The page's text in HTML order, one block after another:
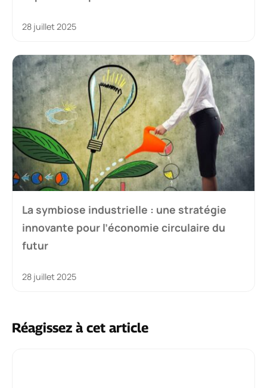
28 juillet 2025
La symbiose industrielle : une stratégie
innovante pour l’économie circulaire du
futur
28 juillet 2025
Réagissez à cet article